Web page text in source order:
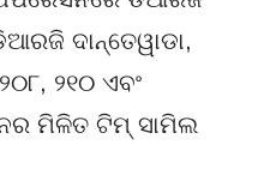
ଦାନ୍ତେୱାଡା,
୨୧୦ ଏବଂ
ମିଳିତ ଟିମ୍ ସାମିଲ